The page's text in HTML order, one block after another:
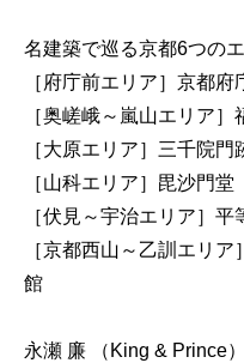
名建築で巡る京都6つのエ
［府庁前エリア］京都府
［奥嵯峨～嵐山エリア］
［大原エリア］三千院門
［山科エリア］毘沙門堂
［伏見～宇治エリア］
［京都西山～乙訓エリ
館
永瀬 廉 （King & Prince）